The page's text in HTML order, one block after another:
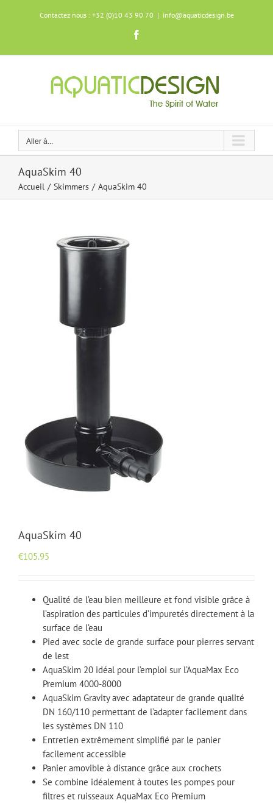
Contactez nous : +32 (0)10 43 90 70 | info@aquaticdesign.be
Aller à...
AquaSkim 40
Accueil Skimmers AquaSkim 40
AquaSkim 40
€105.95
Qualité de l’eau bien meilleure et fond visible grâce à
l’aspiration des particules d’impuretés directement à la
surface de l’eau
Pied avec socle de grande surface pour pierres servant
de lest
AquaSkim 20 idéal pour l’emploi sur l’AquaMax Eco
Premium 4000-8000
AquaSkim Gravity avec adaptateur de grande qualité
DN 160/110 permettant de l’adapter facilement dans
les systèmes DN 110
Entretien extrêmement simplifié par le panier
facilement accessible
Panier amovible à distance grâce aux crochets
Se combine idéalement à toutes les pompes pour
filtres et ruisseaux AquaMax Eco Premium